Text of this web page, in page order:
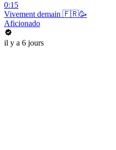
0:15
Vivement demain 🇫🇷🥳
Aficionado
il y a 6 jours